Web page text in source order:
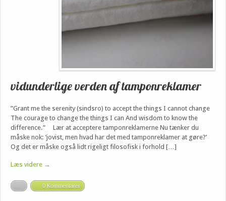
vidunderlige verden af tamponreklamer
”Grant me the serenity (sindsro) to accept the things I cannot change
The courage to change the things I can And wisdom to know the
difference.” Lær at acceptere tamponreklamerne Nu tænker du
måske nok: ’jovist, men hvad har det med tamponreklamer at gøre?’
Og det er måske også lidt rigeligt filosofisk i forhold […]
Læs videre →
0 Kommentarer